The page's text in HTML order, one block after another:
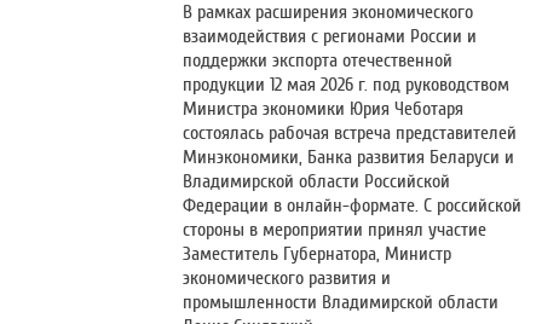
В рамках расширения экономического
взаимодействия с регионами России и
поддержки экспорта отечественной
продукции 12 мая 2026 г. под руководством
Министра экономики Юрия Чеботаря
состоялась рабочая встреча представителей
Минэкономики, Банка развития Беларуси и
Владимирской области Российской
Федерации в онлайн-формате. С российской
стороны в мероприятии принял участие
Заместитель Губернатора, Министр
экономического развития и
промышленности Владимирской области